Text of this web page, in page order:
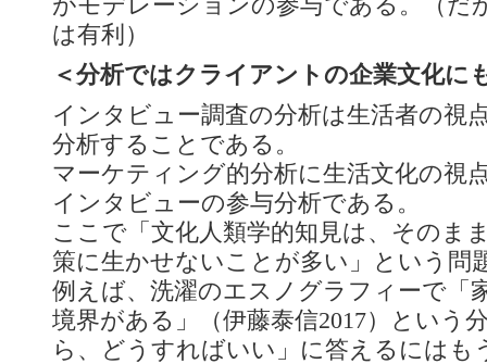
がモデレーションの参与である。（だ
は有利）
＜分析ではクライアントの企業文化に
インタビュー調査の分析は生活者の視
分析することである。
マーケティング的分析に生活文化の視
インタビューの参与分析である。
ここで「文化人類学的知見は、そのま
策に生かせないことが多い」という問
例えば、洗濯のエスノグラフィーで「
境界がある」（伊藤泰信2017）という
ら、どうすればいい」に答えるにはも